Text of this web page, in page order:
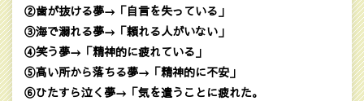
②歯が抜ける夢→「自言を失っている」
③海で溺れる夢→「頼れる人がいない」
④笑う夢→「精神的に疲れている」
⑤高い所から落ちる夢→「精神的に不安」
⑥ひたすら泣く夢→「気を遣うことに疲れた。